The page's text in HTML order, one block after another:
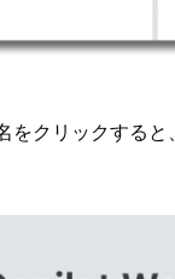
をクリックする